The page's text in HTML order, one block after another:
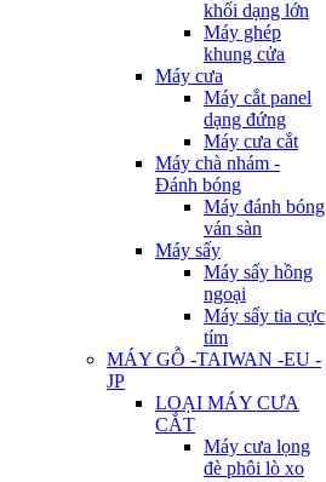
khối dạng lớn
Máy ghép
khung cửa
Máy cưa
Máy cắt panel
dạng đứng
Máy cưa cắt
Máy chà nhám -
Đánh bóng
Máy đánh bóng
ván sàn
Máy sấy
Máy sấy hồng
ngoại
Máy sấy tia cực
tím
MÁY GỖ -TAIWAN -EU -
JP
LOẠI MÁY CƯA
CẮT
Máy cưa lọng
đè phôi lò xo